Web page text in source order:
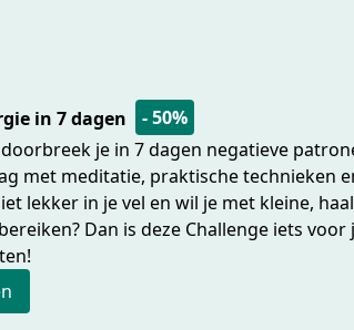
in 7 dagen
- 50%
je in 7 dagen negatieve
met meditatie, praktische technieken
lekker in je vel en wil je met kleine,
Dan is deze Challenge iets voor